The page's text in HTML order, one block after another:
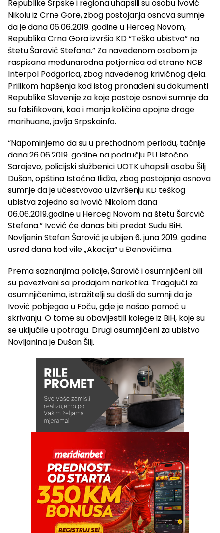
Republike Srpske i regiona uhapsili su osobu Ivović
Nikolu iz Crne Gore, zbog postojanja osnova sumnje
da je dana 06.06.2019. godine u Herceg Novom,
Republika Crna Gora izvršio KD “Teško ubistvo” na
štetu Šarović Stefana.” Za navedenom osobom je
raspisana međunarodna potjernica od strane NCB
Interpol Podgorica, zbog navedenog krivičnog djela.
Prilikom hapšenja kod istog pronađeni su dokumenti
Republike Slovenije za koje postoje osnovi sumnje da
su falsifikovani, kao i manja količina opojne droge
marihuane, javlja Srpskainfo.
“Napominjemo da su u prethodnom periodu, tačnije
dana 26.06.2019. godine na području PU Istočno
Sarajevo, policijski službenici UOTK uhapsili osobu Šilj
Dušan, opština Istočna Ilidža, zbog postojanja osnova
sumnje da je učestvovao u izvršenju KD teškog
ubistva zajedno sa Ivović Nikolom dana
06.06.2019.godine u Herceg Novom na štetu Šarović
Stefana.” Ivović će danas biti predat Sudu BiH.
Novljanin Stefan Šarović je ubijen 6. juna 2019. godine
usred dana kod vile „Akacija“ u Đenovićima.
Prema saznanjima policije, Šarović i osumnjičeni bili
su povezivani sa prodajom narkotika. Tragajući za
osumnjičenima, istražitelji su došli do sumnji da je
Ivović pobjegao u Foču, gdje je našao pomoć u
skrivanju. O tome su obavijestili kolege iz BiH, koje su
se uključile u potragu. Drugi osumnjičeni za ubistvo
Novljanina je Dušan Šilj.